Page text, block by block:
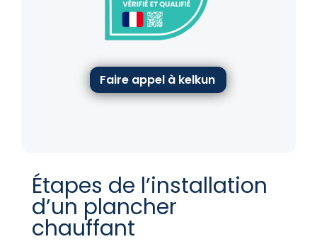
Faire appel à kelkun
Étapes de l’installation
d’un plancher
chauffant